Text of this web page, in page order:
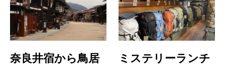
奈良井宿から鳥居
ミステリーランチ